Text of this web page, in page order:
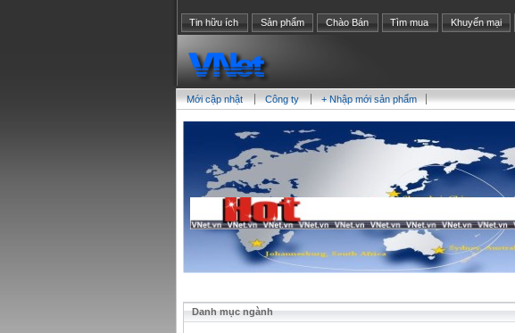
Tin hữu ích Sản phẩm Chào Bán Tìm mua Khuyến mại
Mới cập nhật Công ty + Nhập mới sản phẩm
Danh mục ngành